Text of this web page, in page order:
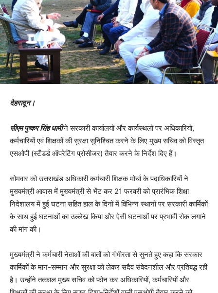
देहरादून।
सीएम पुष्कर सिंह धामीने सरकारी कार्यालयों और कार्यस्थलों पर अधिकारियों,
कर्मचारियों एवं शिक्षकों की सुरक्षा सुनिश्चित करने के लिए मुख्य सचिव को विस्तृत
एसओपी (स्टैंडर्ड ऑपरेटिंग प्रोसीजर) तैयार करने के निर्देश दिए हैं।
सोमवार को उत्तराखंड अधिकारी कर्मचारी शिक्षक मोर्चा के पदाधिकारियों ने
मुख्यमंत्री आवास में मुख्यमंत्री से भेंट कर 21 फरवरी को प्रारंभिक शिक्षा
निदेशालय में हुई घटना सहित हाल के दिनों में विभिन्न स्थानों पर सरकारी कार्मिकों
के साथ हुई घटनाओं का उल्लेख किया और ऐसी घटनाओं पर प्रभावी रोक लगाने
की मांग की।
मुख्यमंत्री ने कर्मचारी नेताओं की बातों को गंभीरता से सुनते हुए कहा कि सरकार
कार्मिकों के मान-सम्मान और सुरक्षा को लेकर सदैव संवेदनशील और प्रतिबद्ध रही
है। उन्होंने तत्काल मुख्य सचिव को फोन कर अधिकारियों, कर्मचारियों और